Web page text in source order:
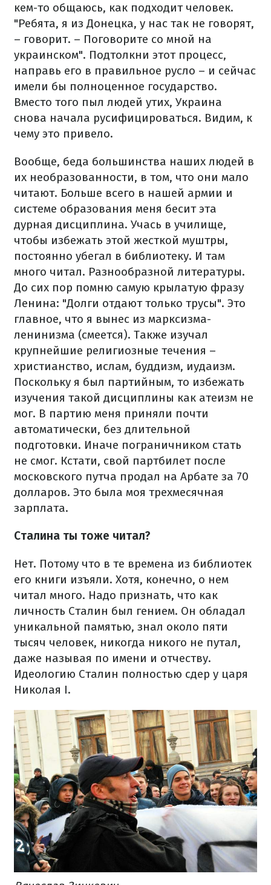
кем-то общаюсь, как подходит человек.
"Ребята, я из Донецка, у нас так не говорят,
– говорит. – Поговорите со мной на
украинском". Подтолкни этот процесс,
направь его в правильное русло – и сейчас
имели бы полноценное государство.
Вместо того пыл людей утих, Украина
снова начала русифицироваться. Видим, к
чему это привело.
Вообще, беда большинства наших людей в
их необразованности, в том, что они мало
читают. Больше всего в нашей армии и
системе образования меня бесит эта
дурная дисциплина. Учась в училище,
чтобы избежать этой жесткой муштры,
постоянно убегал в библиотеку. И там
много читал. Разнообразной литературы.
До сих пор помню самую крылатую фразу
Ленина: "Долги отдают только трусы". Это
главное, что я вынес из марксизма-
ленинизма (смеется). Также изучал
крупнейшие религиозные течения –
христианство, ислам, буддизм, иудаизм.
Поскольку я был партийным, то избежать
изучения такой дисциплины как атеизм не
мог. В партию меня приняли почти
автоматически, без длительной
подготовки. Иначе пограничником стать
не смог. Кстати, свой партбилет после
московского путча продал на Арбате за 70
долларов. Это была моя трехмесячная
зарплата.
Сталина ты тоже читал?
Нет. Потому что в те времена из библиотек
его книги изъяли. Хотя, конечно, о нем
читал много. Надо признать, что как
личность Сталин был гением. Он обладал
уникальной памятью, знал около пяти
тысяч человек, никогда никого не путал,
даже называя по имени и отчеству.
Идеологию Сталин полностью сдер у царя
Николая І.